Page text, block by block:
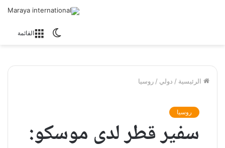
القائمةالوضع
الرئيسية / دولي / روسيا
روسيا
سفير قطر لدى موسكو: